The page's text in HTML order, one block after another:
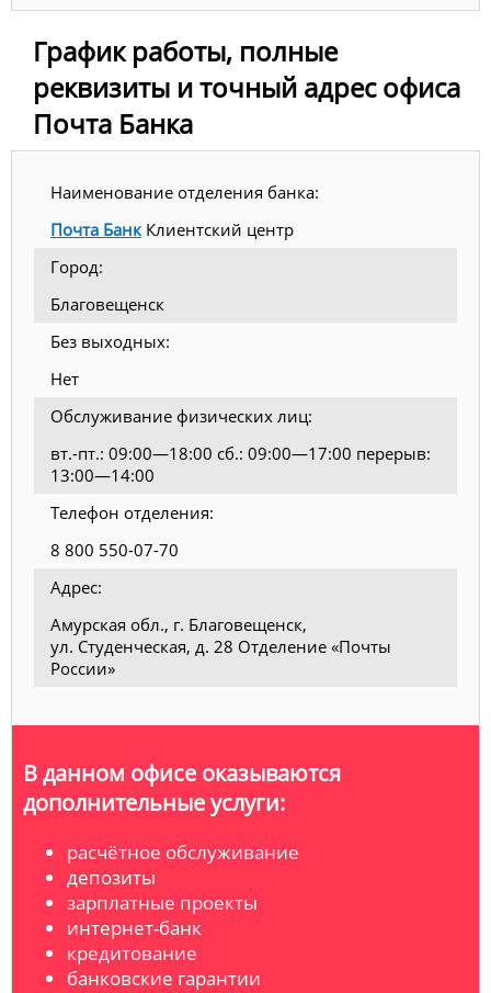
График работы, полные
реквизиты и точный адрес офиса
Почта Банка
Наименование отделения банка:
Почта БанкКлиентский центр
Город:
Благовещенск
Без выходных:
Нет
Обслуживание физических лиц:
вт.-пт.: 09:00—18:00 сб.: 09:00—17:00 перерыв:
13:00—14:00
Телефон отделения:
8 800 550-07-70
Адрес:
Амурская обл., г. Благовещенск,
ул. Студенческая, д. 28 Отделение «Почты
России»
В данном офисе оказываются
дополнительные услуги:
расчётное обслуживание
депозиты
зарплатные проекты
интернет-банк
кредитование
банковские гарантии